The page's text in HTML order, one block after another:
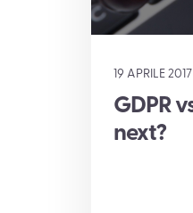
19 APRILE 2017
GDPR
next?